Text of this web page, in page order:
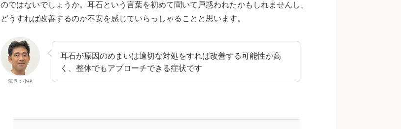
のではないでしょうか。耳石という言葉を初めて聞いて戸惑われたかもしれませんし、
どうすれば改善するのか不安を感じていらっしゃることと思います。
院長：小林
耳石が原因のめまいは適切な対処をすれば改善する可能性が高
く、整体でもアプローチできる症状です